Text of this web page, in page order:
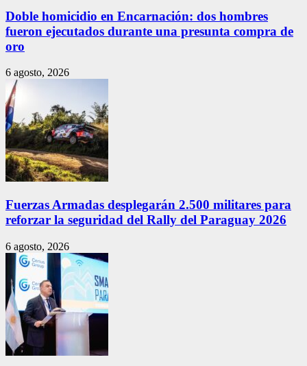
Doble homicidio en Encarnación: dos hombres
fueron ejecutados durante una presunta compra de
oro
6 agosto, 2026
Fuerzas Armadas desplegarán 2.500 militares para
reforzar la seguridad del Rally del Paraguay 2026
6 agosto, 2026